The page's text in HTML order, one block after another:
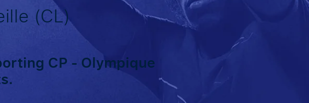
(CL)
CP - Olympique